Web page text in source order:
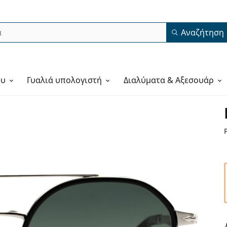
Αναζήτηση
Γυαλιά υπολογιστή Διαλύματα & Αξεσουάρ